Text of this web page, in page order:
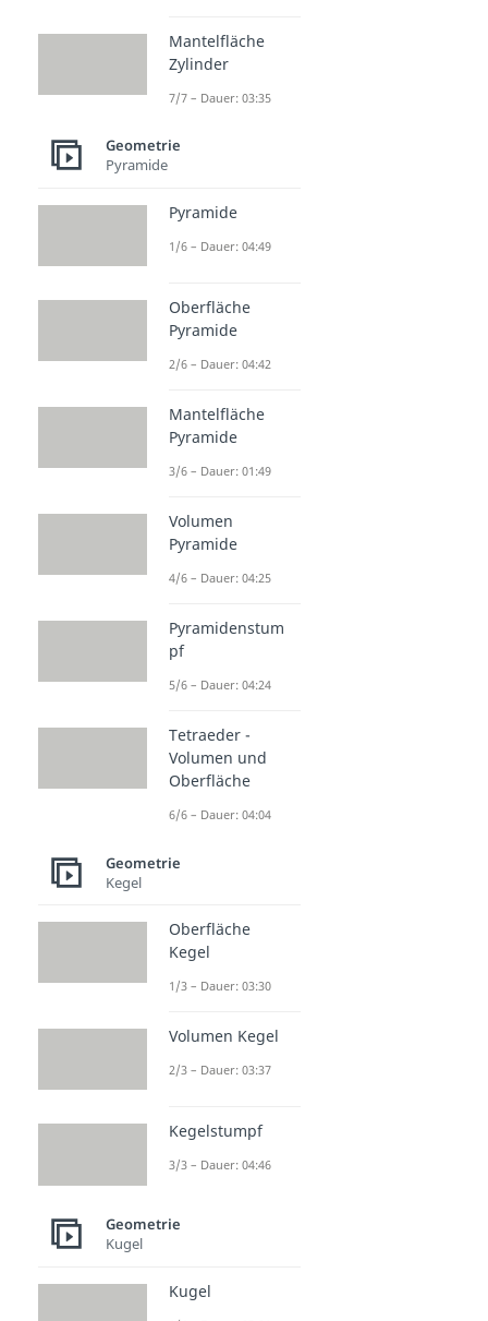
Mantelfläche
Zylinder
7/7 – Dauer: 03:35
Geometrie
Pyramide
Pyramide
1/6 – Dauer: 04:49
Oberfläche
Pyramide
2/6 – Dauer: 04:42
Mantelfläche
Pyramide
3/6 – Dauer: 01:49
Volumen
Pyramide
4/6 – Dauer: 04:25
Pyramidenstum
pf
5/6 – Dauer: 04:24
Tetraeder -
Volumen und
Oberfläche
6/6 – Dauer: 04:04
Geometrie
Kegel
Oberfläche
Kegel
1/3 – Dauer: 03:30
Volumen Kegel
2/3 – Dauer: 03:37
Kegelstumpf
3/3 – Dauer: 04:46
Geometrie
Kugel
Kugel